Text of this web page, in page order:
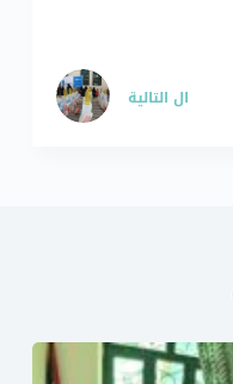
ال التالية